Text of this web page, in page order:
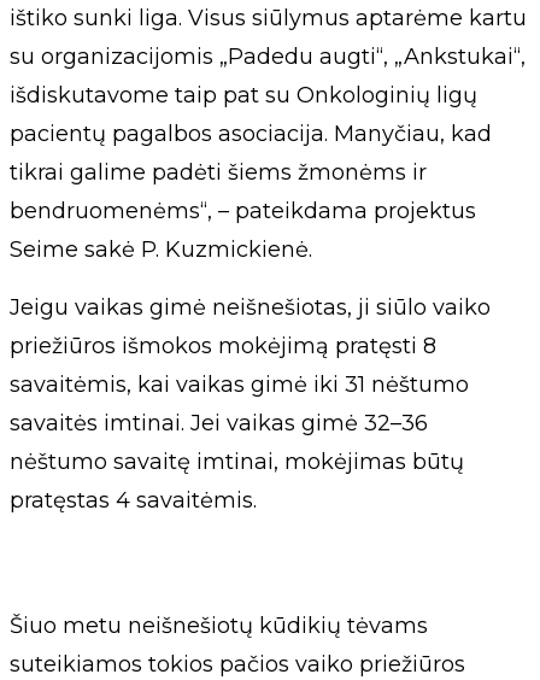
ištiko sunki liga. Visus siūlymus aptarėme kartu
su organizacijomis „Padedu augti“, „Ankstukai“,
išdiskutavome taip pat su Onkologinių ligų
pacientų pagalbos asociacija. Manyčiau, kad
tikrai galime padėti šiems žmonėms ir
bendruomenėms“, – pateikdama projektus
Seime sakė P. Kuzmickienė.
Jeigu vaikas gimė neišnešiotas, ji siūlo vaiko
priežiūros išmokos mokėjimą pratęsti 8
savaitėmis, kai vaikas gimė iki 31 nėštumo
savaitės imtinai. Jei vaikas gimė 32–36
nėštumo savaitę imtinai, mokėjimas būtų
pratęstas 4 savaitėmis.
Šiuo metu neišnešiotų kūdikių tėvams
suteikiamos tokios pačios vaiko priežiūros